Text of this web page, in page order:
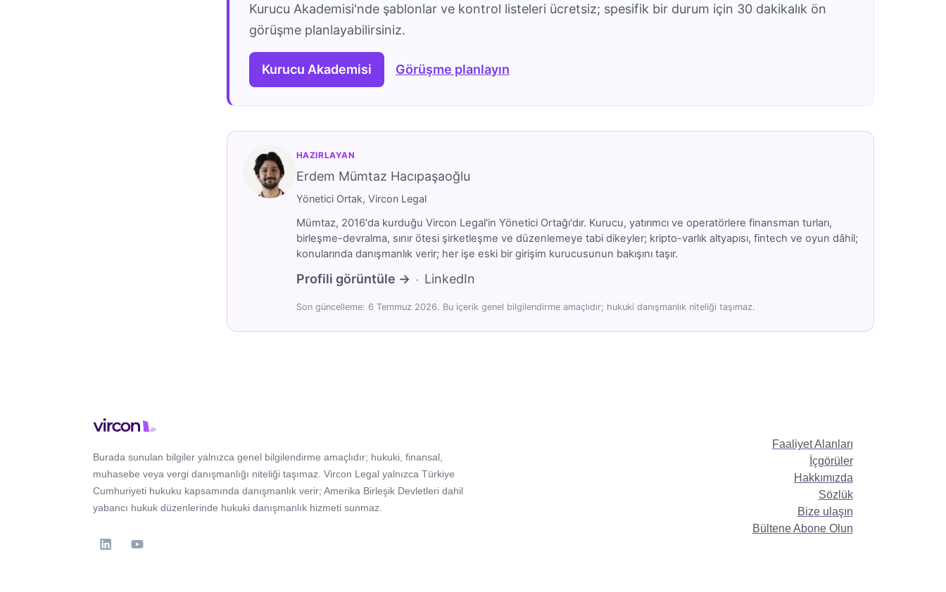
Kurucu Akademisi'nde şablonlar ve kontrol listeleri ücretsiz; spesifik bir durum için 30 dakikalık ön
görüşme planlayabilirsiniz.
Kurucu Akademisi Görüşme planlayın
HAZIRLAYAN
Erdem Mümtaz Hacıpaşaoğlu
Yönetici Ortak, Vircon Legal
Mümtaz, 2016'da kurduğu Vircon Legal'in Yönetici Ortağı'dır. Kurucu, yatırımcı ve operatörlere finansman turları,
birleşme-devralma, sınır ötesi şirketleşme ve düzenlemeye tabi dikeyler; kripto-varlık altyapısı, fintech ve oyun dâhil;
konularında danışmanlık verir; her işe eski bir girişim kurucusunun bakışını taşır.
Profili görüntüle → · LinkedIn
Son güncelleme: 6 Temmuz 2026. Bu içerik genel bilgilendirme amaçlıdır; hukuki danışmanlık niteliği taşımaz.
Burada sunulan bilgiler yalnızca genel bilgilendirme amaçlıdır; hukuki, finansal,
muhasebe veya vergi danışmanlığı niteliği taşımaz. Vircon Legal yalnızca Türkiye
Cumhuriyeti hukuku kapsamında danışmanlık verir; Amerika Birleşik Devletleri dahil
yabancı hukuk düzenlerinde hukuki danışmanlık hizmeti sunmaz.
Faaliyet Alanları
İçgörüler
Hakkımızda
Sözlük
Bize ulaşın
Bültene Abone Olun